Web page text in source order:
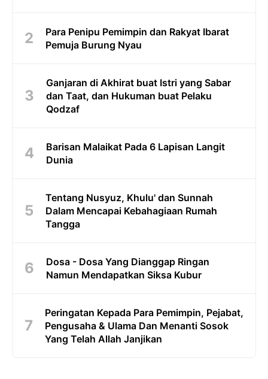
Para Penipu Pemimpin dan Rakyat Ibarat
Pemuja Burung Nyau
Ganjaran di Akhirat buat Istri yang Sabar
dan Taat, dan Hukuman buat Pelaku
Qodzaf
Barisan Malaikat Pada 6 Lapisan Langit
Dunia
Tentang Nusyuz, Khulu' dan Sunnah
Dalam Mencapai Kebahagiaan Rumah
Tangga
Dosa - Dosa Yang Dianggap Ringan
Namun Mendapatkan Siksa Kubur
Peringatan Kepada Para Pemimpin, Pejabat,
Pengusaha & Ulama Dan Menanti Sosok
Yang Telah Allah Janjikan